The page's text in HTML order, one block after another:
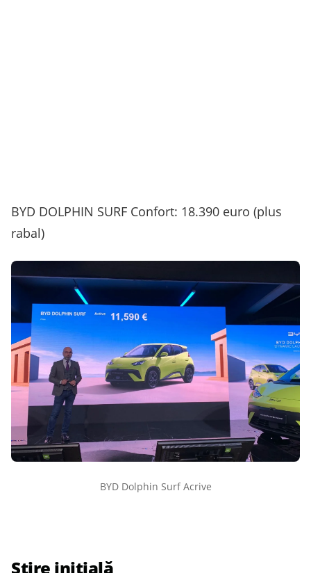
BYD DOLPHIN SURF Confort: 18.390 euro (plus
rabal)
BYD Dolphin Surf Acrive
Știre inițială